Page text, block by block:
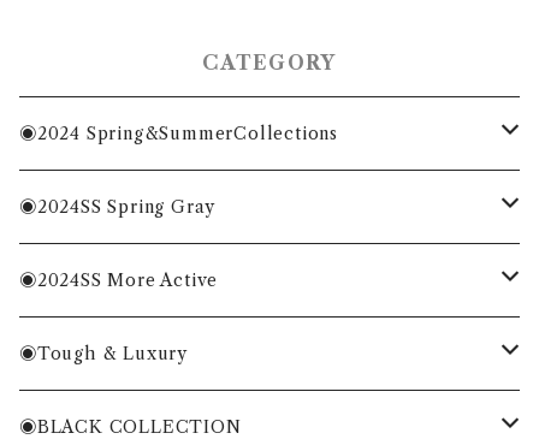
CATEGORY
◉2024 Spring&SummerCollections
MENS
WOMENS
ACC
◉2024SS Spring Gray
MENS
WOMENS
◉2024SS More Active
MENS
WOMENS
◉Tough & Luxury
・Cordura Eco Collection
◉BLACK COLLECTION